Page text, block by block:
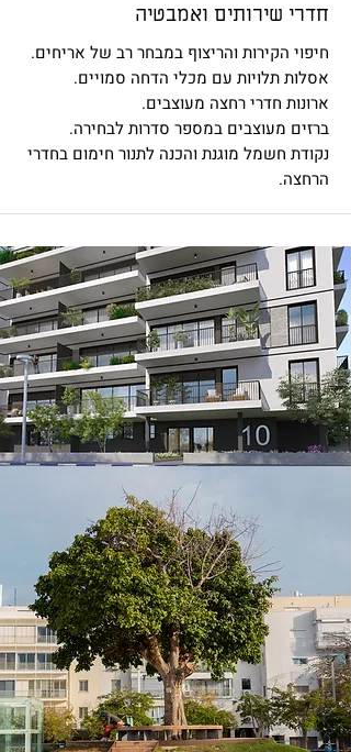
חדרי שירותים ואמבטיה
חיפוי הקירות והריצוף במבחר רב של אריחים.
אסלות תלויות עם מכלי הדחה סמויים.
ארונות חדרי רחצה מעוצבים.
ברזים מעוצבים במספר סדרות לבחירה.
נקודת חשמל מוגנת והכנה לתנור חימום בחדרי
הרחצה.